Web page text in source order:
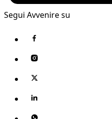
Segui Avvenire su